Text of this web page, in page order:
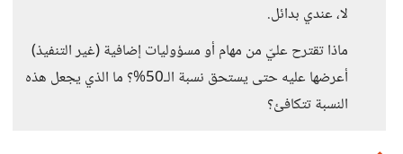
لا، عندي بدائل.
ماذا تقترح عليّ من مهام أو مسؤوليات إضافية (غير التنفيذ)
أعرضها عليه حتى يستحق نسبة الـ50%؟ ما الذي يجعل هذه
النسبة تتكافئ؟